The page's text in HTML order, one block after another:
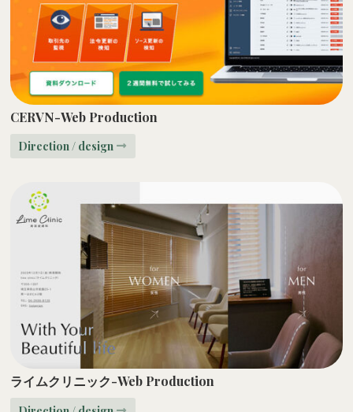
CERVN-Web Production
Direction / design
ライムクリニック-Web Production